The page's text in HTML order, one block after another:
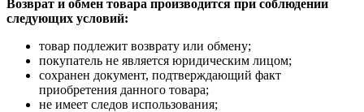
Возврат и обмен товара производится при соблюдении
следующих условий:
товар подлежит возврату или обмену;
покупатель не является юридическим лицом;
сохранен документ, подтверждающий факт
приобретения данного товара;
не имеет следов использования;